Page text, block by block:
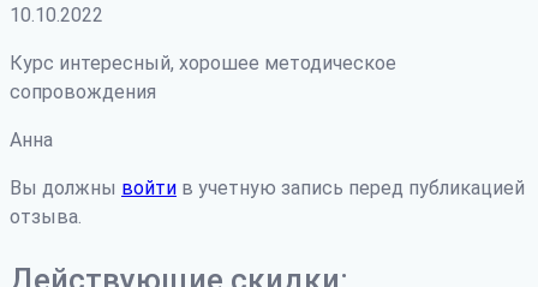
10.10.2022
Курс интересный, хорошее методическое
сопровождения
Анна
Вы должны войти в учетную запись перед публикацией
отзыва.
Действующие скидки: